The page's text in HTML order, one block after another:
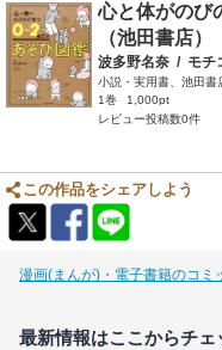
心と体がのび
（池田書店）
波多野名奈 / モチ
小説・実用書、池田書
1巻
1,000pt
レビュー投稿数0件
この作品をシェアしよう
漫画(まんが)・電子書籍のコミ
最新情報はここからチェ